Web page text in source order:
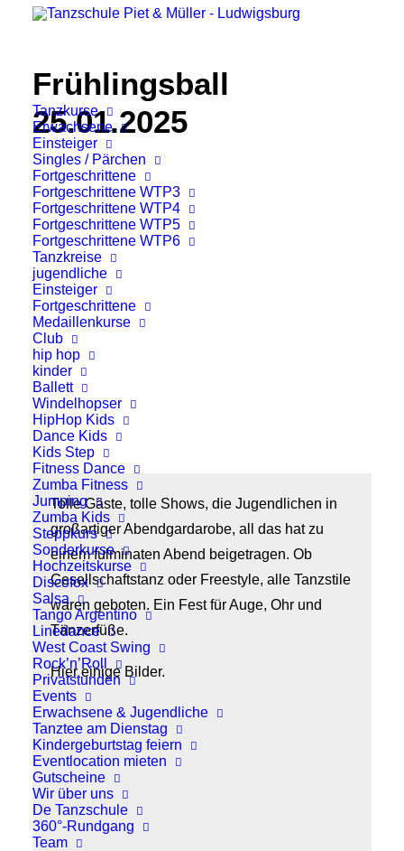
Tanzkurse
Erwachsene
Einsteiger
Singles / Pärchen
Fortgeschrittene
Fortgeschrittene WTP3
Fortgeschrittene WTP4
Fortgeschrittene WTP5
Fortgeschrittene WTP6
Tanzkreise
jugendliche
Einsteiger
Fortgeschrittene
Medaillenkurse
Club
hip hop
kinder
Ballett
Windelhopser
HipHop Kids
Dance Kids
Kids Step
Fitness Dance
Zumba Fitness
Jumping
Zumba Kids
Steppkurs
Sonderkurse
Hochzeitskurse
Discofox
Salsa
Tango Argentino
Linedance
West Coast Swing
Rock’n’Roll
Privatstunden
Events
Erwachsene & Jugendliche
Tanztee am Dienstag
Kindergeburtstag feiern
Eventlocation mieten
Gutscheine
Wir über uns
De Tanzschule
360°-Rundgang
Team
Frühlingsball
25.01.2025
Tolle Gäste, tolle Shows, die Jugendlichen in
großartiger Abendgardarobe, all das hat zu
einem fulminaten Abend beigetragen. Ob
Gesellschaftstanz oder Freestyle, alle Tanzstile
waren geboten. Ein Fest für Auge, Ohr und
Tänzerfüße.
Hier einige Bilder.